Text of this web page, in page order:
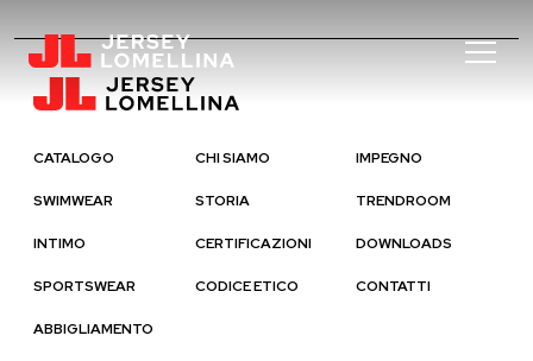
CATALOGO
SWIMWEAR
INTIMO
SPORTSWEAR
ABBIGLIAMENTO
CHI SIAMO
STORIA
CERTIFICAZIONI
CODICE ETICO
IMPEGNO
TRENDROOM
DOWNLOADS
CONTATTI